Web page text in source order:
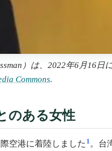
）は、2022年6月16
Commons.
のある女性
空港に着陸しました 1 。台